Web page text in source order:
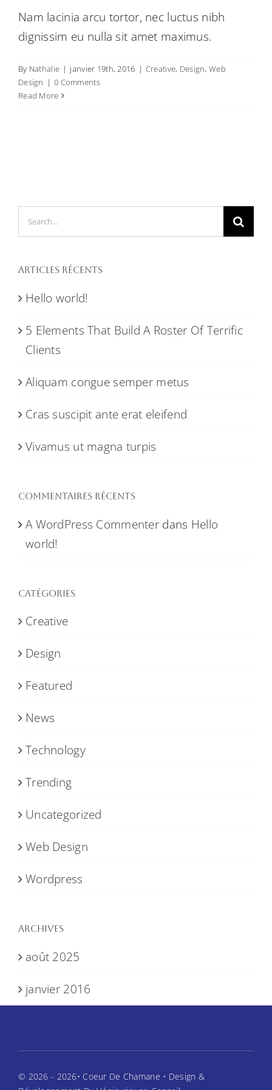
Nam lacinia arcu tortor, nec luctus nibh
dignissim eu nulla sit amet maximus.
By Nathalie | janvier 19th, 2016 | Creative, Design,Web
Design | 0 Comments
Read More
Search
for:
Articles récents
Hello world!
5 Elements That Build A Roster Of Terrific
Clients
Aliquam congue semper metus
Cras suscipit ante erat eleifend
Vivamus ut magna turpis
Commentaires récents
A WordPress Commenter dans Hello
world!
Catégories
Creative
Design
Featured
News
Technology
Trending
Uncategorized
Web Design
Wordpress
Archives
août 2025
janvier 2016
© 2026 - 2026• Coeur De Chamane • Design &